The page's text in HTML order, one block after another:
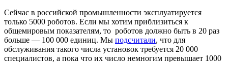
Сейчас в российской промышленности эксплуатируется
только 5000 роботов. Если мы хотим приблизиться к
общемировым показателям, то роботов должно быть в 20 раз
больше — 100 000 единиц. Мы подсчитали, что для
обслуживания такого числа установок требуется 20 000
специалистов, а пока что их число немногим превышает 1000